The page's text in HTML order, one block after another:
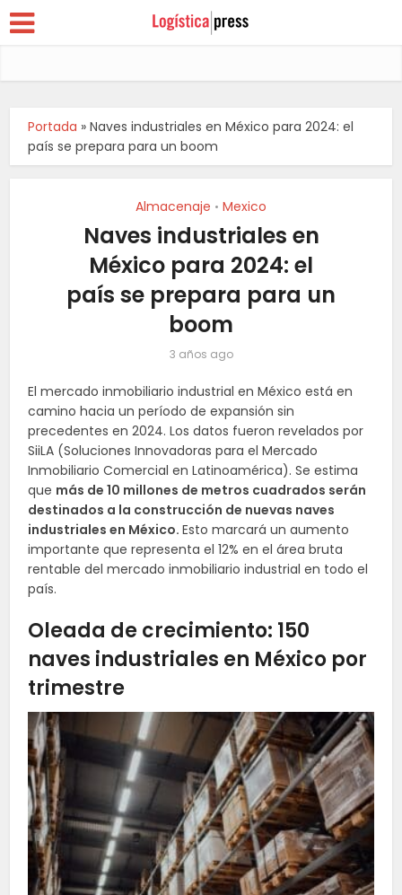
Portada »Naves industriales en México para 2024: el
país se prepara para un boom
Almacenaje • Mexico
Naves industriales en
México para 2024: el
país se prepara para un
boom
3 años ago
El mercado inmobiliario industrial en México está en
camino hacia un período de expansión sin
precedentes en 2024. Los datos fueron revelados por
SiiLA (Soluciones Innovadoras para el Mercado
Inmobiliario Comercial en Latinoamérica). Se estima
que más de 10 millones de metros cuadrados serán
destinados a la construcción de nuevas naves
industriales en México.Esto marcará un aumento
importante que representa el 12% en el área bruta
rentable del mercado inmobiliario industrial en todo el
país.
Oleada de crecimiento: 150
naves industriales en México por
trimestre